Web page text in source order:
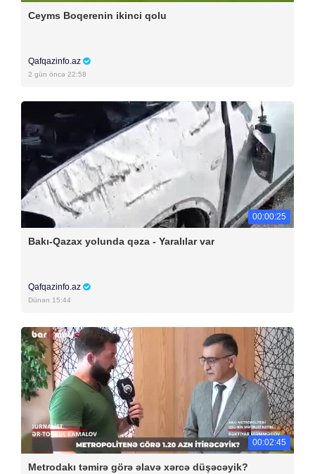
Ceyms Boqerenin ikinci qolu
Qafqazinfo.az
2 gün öncə 22:58
00:00:25
Bakı-Qazax yolunda qəza - Yaralılar var
Qafqazinfo.az
Dünən 15:44
00:02:45
Metrodakı təmirə görə əlavə xərcə düşəcəyik?